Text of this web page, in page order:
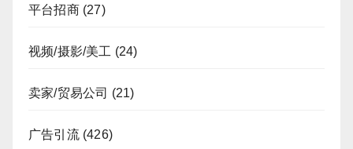
平台招商(27)
视频/摄影/美工 (24)
卖家/贸易公司 (21)
广告引流(426)